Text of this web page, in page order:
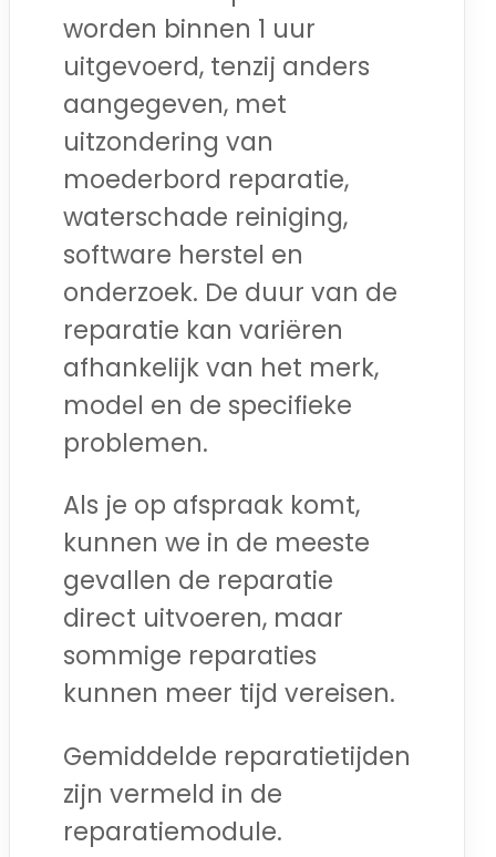
worden binnen 1 uur
uitgevoerd, tenzij anders
aangegeven, met
uitzondering van
moederbord reparatie,
waterschade reiniging,
software herstel en
onderzoek. De duur van de
reparatie kan variëren
afhankelijk van het merk,
model en de specifieke
problemen.
Als je op afspraak komt,
kunnen we in de meeste
gevallen de reparatie
direct uitvoeren, maar
sommige reparaties
kunnen meer tijd vereisen.
Gemiddelde reparatietijden
zijn vermeld in de
reparatiemodule.